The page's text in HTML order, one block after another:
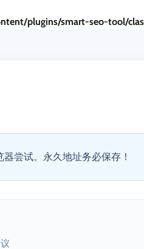
plugins/smart-seo-tool/